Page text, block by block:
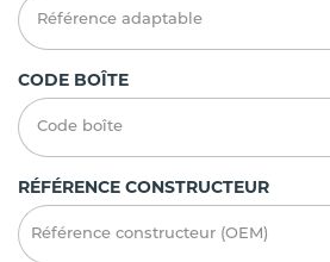
CODE BOÎTE
RÉFÉRENCE CONSTRUCTEUR